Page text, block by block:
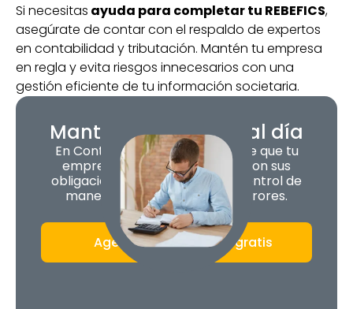
Si necesitas ayuda para completar tu REBEFICS,
asegúrate de contar con el respaldo de expertos
en contabilidad y tributación. Mantén tu empresa
en regla y evita riesgos innecesarios con una
gestión eficiente de tu información societaria.
Mantén tu empresa al día
En ContApp nos encargamos de que tu
empresa siempre esté al día con sus
obligaciones con los entes de control de
manera fácil, a tiempo y sin errores.
Agenda una asesoría gratis